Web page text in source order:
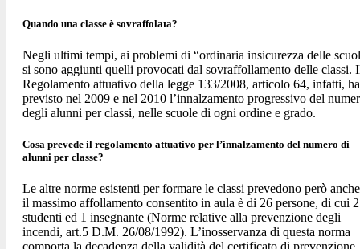
Quando una classe è sovraffolata?
Negli ultimi tempi, ai problemi di “ordinaria insicurezza delle
si sono aggiunti quelli provocati dal sovraffollamento delle classi.
Regolamento attuativo della legge 133/2008, articolo 64, infatti, ha
previsto nel 2009 e nel 2010 l’innalzamento progressivo del
degli alunni per classi, nelle scuole di ogni ordine e grado.
Cosa prevede il regolamento attuativo per l’innalzamento del numero di
alunni per classe?
Le altre norme esistenti per formare le classi prevedono però
il massimo affollamento consentito in aula è di 26 persone, di cui
studenti ed 1 insegnante (Norme relative alla prevenzione degli
incendi, art.5 D.M. 26/08/1992). L’inosservanza di questa norma